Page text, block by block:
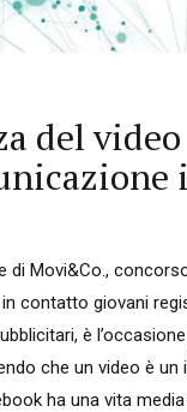
del video
di Movi&Co.,
contatto giovani
è
che un video è
ha una vita